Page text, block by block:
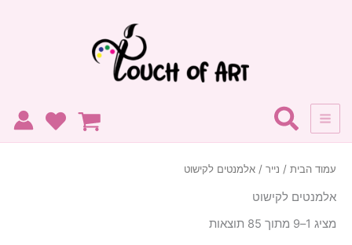
עמוד הבית / נייר / אלמנטים לקישוט
אלמנטים לקישוט
מציג 1–9 מתוך 85 תוצאות